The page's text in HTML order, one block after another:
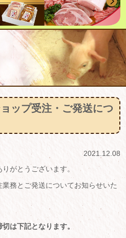
ップ受注・ご発送につ
2021.12.08
がとうございます。
務とご発送についてお知らせいた
は下記となります。